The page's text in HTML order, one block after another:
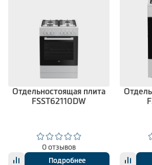
Отдельностоящая плита
FSST62110DW
0 отзывов
Подробнее